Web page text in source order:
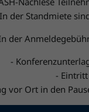
der Standmiete
der
-
- Eintritt
vor Ort in den